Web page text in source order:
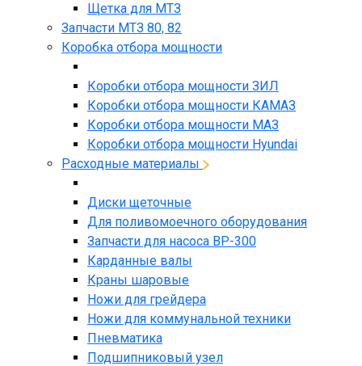
Щетка для МТЗ
Запчасти МТЗ 80, 82
Коробка отбора мощности
Коробки отбора мощности ЗИЛ
Коробки отбора мощности КАМАЗ
Коробки отбора мощности МАЗ
Коробки отбора мощности Hyundai
Расходные материалы
Диски щеточные
Для поливомоечного оборудования
Запчасти для насоса BP-300
Карданные валы
Краны шаровые
Ножи для грейдера
Ножи для коммунальной техники
Пневматика
Подшипниковый узел